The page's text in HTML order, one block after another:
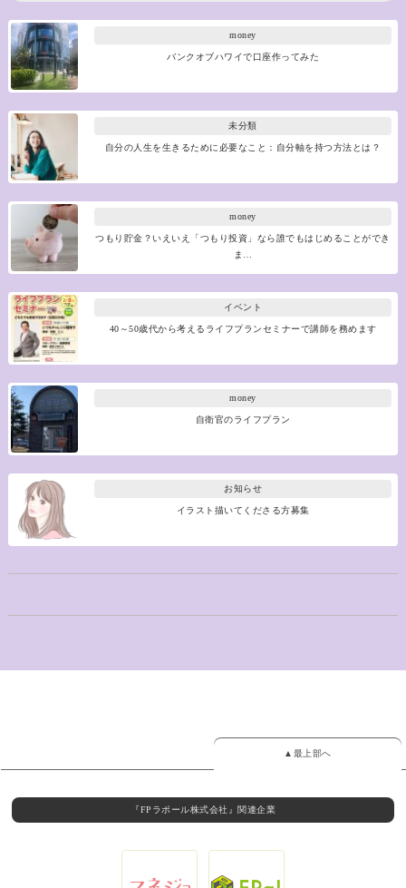
money
バンクオブハワイで口座作ってみた
未分類
自分の人生を生きるために必要なこと：自分軸を持つ方法とは？
money
つもり貯金？いえいえ「つもり投資」なら誰でもはじめることができ
ま…
イベント
40～50歳代から考えるライフプランセミナーで講師を務めます
money
自衛官のライフプラン
お知らせ
イラスト描いてくださる方募集
▲最上部へ
『FPラポール株式会社』関連企業